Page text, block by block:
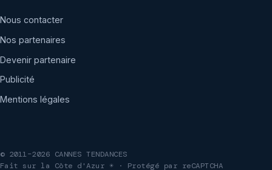
Nous contacter
Nos partenaires
Devenir partenaire
Publicité
Mentions légales
© 2011–2026 CANNES TENDANCES
Fait sur la Côte d'Azur ☀ · Protégé par reCAPTCHA